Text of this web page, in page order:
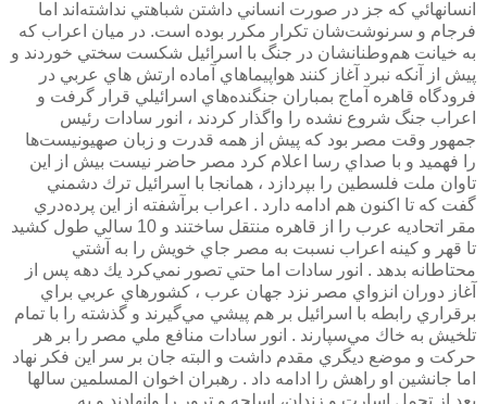
انسانهائي كه جز در صورت انساني داشتن شباهتي نداشته‌اند اما
فرجام و سرنوشت‌شان تكرار مكرر بوده است. در ميان اعراب كه
به خيانت هم‌وطنانشان در جنگ با اسرائيل شكست سختي خوردند و
پيش از آنكه نبرد آغاز كنند هواپيماهاي آماده ارتش هاي عربي در
فرودگاه قاهره آماج بمباران جنگنده‌هاي اسرائيلي قرار گرفت و
اعراب جنگ شروع نشده را واگذار كردند ، انور سادات رئيس
جمهور وقت مصر بود كه پيش از همه قدرت و زبان صهيونيست‌ها
را فهميد و با صداي رسا اعلام كرد مصر حاضر نيست بيش از اين
تاوان ملت فلسطين را بپردازد ،‌ همانجا با اسرائيل ترك دشمني
گفت كه تا اكنون هم ادامه دارد . اعراب برآشفته از اين پرده‌دري
مقر اتحاديه عرب را از قاهره منتقل ساختند و 10 سالي طول كشيد
تا قهر و كينه اعراب نسبت به مصر جاي خويش را به آشتي
محتاطانه بدهد . انور سادات اما حتي تصور نمي‌كرد يك دهه پس از
آغاز دوران انزواي مصر نزد جهان عرب ،‌ كشورهاي عربي براي
برقراري رابطه با اسرائيل بر هم پيشي مي‌گيرند و گذشته را با تمام
تلخيش به خاك مي‌سپارند . انور سادات منافع ملي مصر را بر هر
حركت و موضع ديگري مقدم داشت و البته جان بر سر اين فكر نهاد
اما جانشين او راهش را ادامه داد . رهبران اخوان المسلمين سالها